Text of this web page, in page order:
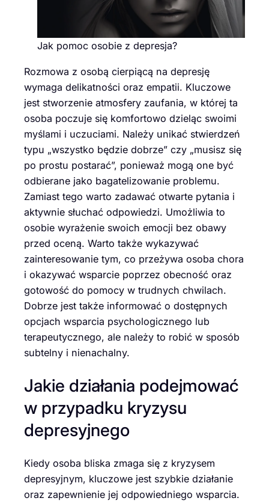
Jak pomoc osobie z depresja?
Rozmowa z osobą cierpiącą na depresję
wymaga delikatności oraz empatii. Kluczowe
jest stworzenie atmosfery zaufania, w której ta
osoba poczuje się komfortowo dzieląc swoimi
myślami i uczuciami. Należy unikać stwierdzeń
typu „wszystko będzie dobrze” czy „musisz się
po prostu postarać”, ponieważ mogą one być
odbierane jako bagatelizowanie problemu.
Zamiast tego warto zadawać otwarte pytania i
aktywnie słuchać odpowiedzi. Umożliwia to
osobie wyrażenie swoich emocji bez obawy
przed oceną. Warto także wykazywać
zainteresowanie tym, co przeżywa osoba chora
i okazywać wsparcie poprzez obecność oraz
gotowość do pomocy w trudnych chwilach.
Dobrze jest także informować o dostępnych
opcjach wsparcia psychologicznego lub
terapeutycznego, ale należy to robić w sposób
subtelny i nienachalny.
Jakie działania podejmować
w przypadku kryzysu
depresyjnego
Kiedy osoba bliska zmaga się z kryzysem
depresyjnym, kluczowe jest szybkie działanie
oraz zapewnienie jej odpowiedniego wsparcia.